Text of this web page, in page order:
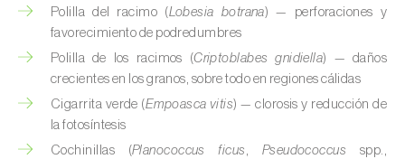
Calabacín ( Cucurbita pepo)
Calabaza ( Cucurbita spp.
Caña de azúcar ( Saccharum spp.)
Cáñamo / Cannabis (
Polilla del racimo (Lobesia botrana) — perforaciones y
favorecimiento de podredumbres
Polilla de los racimos (Criptoblabes gnidiella) — daños
crecientes en los granos, sobre todo en regiones cálidas
Cigarrita verde (Empoasca vitis) — clorosis y reducción de
la fotosíntesis
Cochinillas (Planococcus ficus , Pseudococcus spp.,